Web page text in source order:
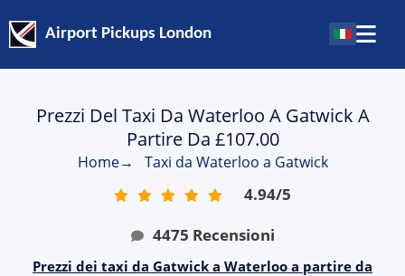
Airport Pickups London
Prezzi Del Taxi Da Waterloo A Gatwick A
Partire Da £107.00
Home→ Taxi da Waterloo a Gatwick
4.94/5
4475 Recensioni
Prezzi dei taxi da Gatwick a Waterloo a partire da